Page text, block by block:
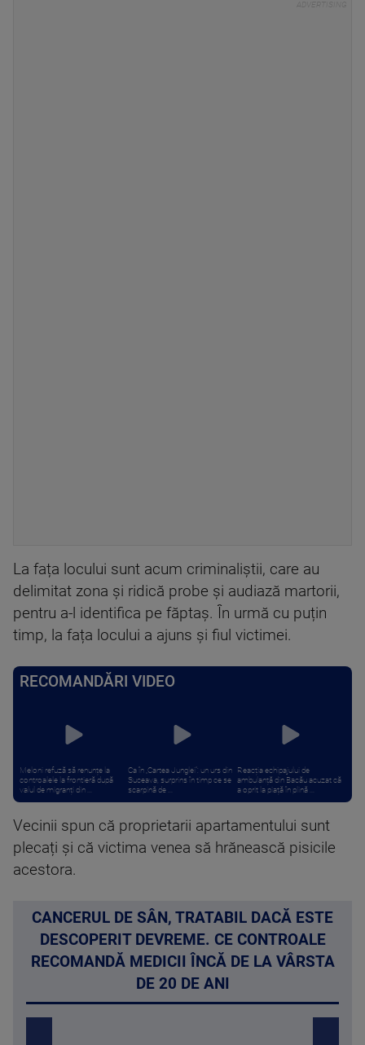
La fața locului sunt acum criminaliștii, care au
delimitat zona și ridică probe și audiază martorii,
pentru a-l identifica pe făptaș. În urmă cu puțin
timp, la fața locului a ajuns și fiul victimei.
RECOMANDĂRI VIDEO
Meloni refuză să renunțe la
controalele la frontieră după
valul de migranți din ...
Ca în „Cartea Junglei”: un urs din
Suceava, surprins în timp ce se
scarpină de ...
Reacția echipajului de
ambulanță din Bacău acuzat că
a oprit la piață în plină ...
Vecinii spun că proprietarii apartamentului sunt
plecați și că victima venea să hrănească pisicile
acestora.
CANCERUL DE SÂN, TRATABIL DACĂ ESTE
DESCOPERIT DEVREME. CE CONTROALE
RECOMANDĂ MEDICII ÎNCĂ DE LA VÂRSTA
DE 20 DE ANI